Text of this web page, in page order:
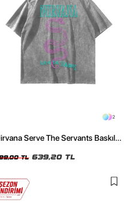
2
Serve The Servants Baskılı
TL 639,20 TL